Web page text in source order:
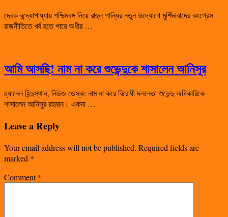
দেবক বন্দ্যোপাধ্যায় পশ্চিমবঙ্গ নিয়ে রাহুল গান্ধির নতুন উদ্যোগে মুর্শিদাবাদের কংগ্রেস
রাজনীতিতে খর্ব হতে পারে অধীর …
আমি আসছি! নাম না করে শুভেন্দুকে শাসালেন আনিসুর
চ্যানেল হিন্দুস্থান, নিউজ ডেস্ক: নাম না করে বিরোধী দলনেতা শুভেন্দু অধিকারিকে
শাসালেন আনিসুর রহমান। একদা …
Leave a Reply
Your email address will not be published. Required fields are
marked *
Comment*